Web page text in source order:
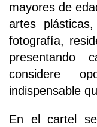
mayores de
artes
fotografía,
presentando
considere
indispensable
En el cartel